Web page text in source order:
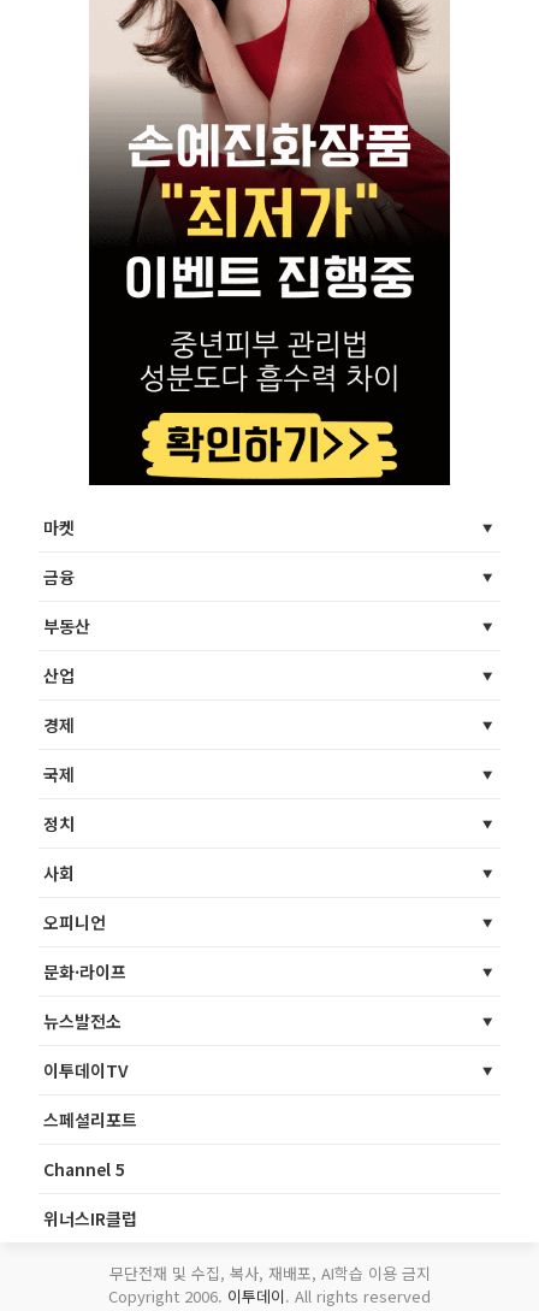
마켓
금융
부동산
산업
경제
국제
정치
사회
오피니언
문화·라이프
뉴스발전소
이투데이TV
스페셜리포트
Channel 5
위너스IR클럽
무단전재 및 수집, 복사, 재배포, AI학습 이용 금지
Copyright 2006. 이투데이. All rights reserved